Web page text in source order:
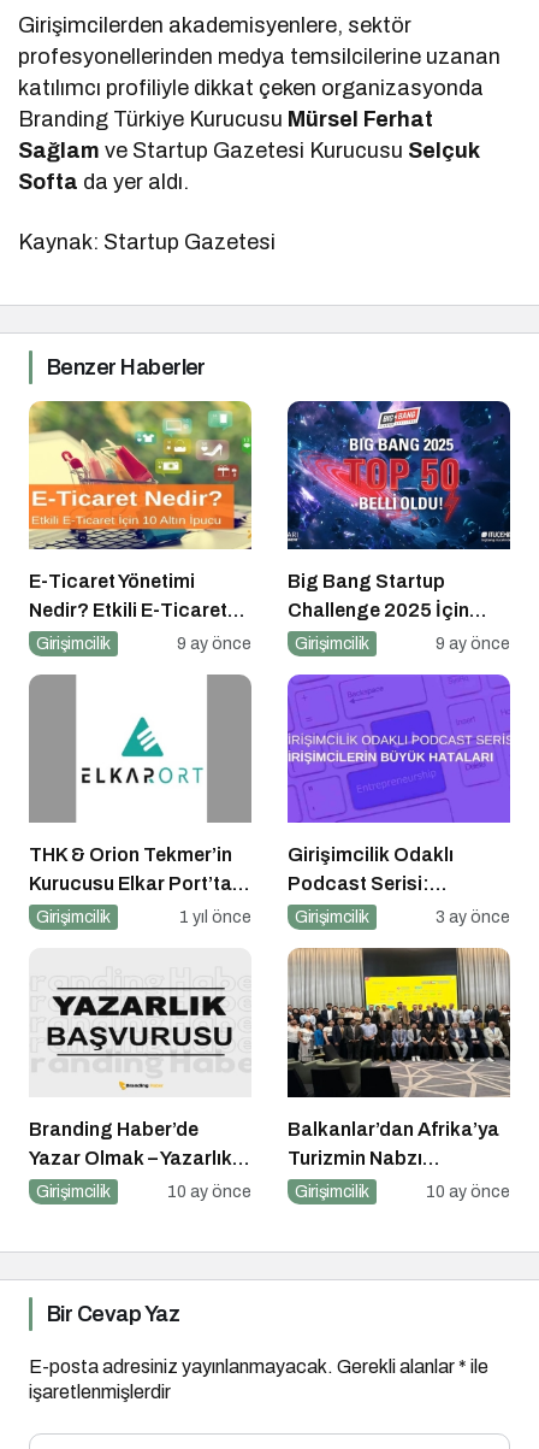
Girişimcilerden akademisyenlere, sektör
profesyonellerinden medya temsilcilerine uzanan
katılımcı profiliyle dikkat çeken organizasyonda
Branding Türkiye Kurucusu Mürsel Ferhat
Sağlam ve Startup Gazetesi Kurucusu Selçuk
Softa da yer aldı.
Kaynak: Startup Gazetesi
Benzer Haberler
E-Ticaret Yönetimi
Nedir? Etkili E-Ticaret
Yönetimi İçin 10 Altın
Girişimcilik 9 ay önce
Big Bang Startup
Challenge 2025 İçin
Geri Sayım Başladı
Girişimcilik 9 ay önce
THK & Orion Tekmer’in
Kurucusu Elkar Port’tan
Savunma Sanayii
Yatırım
Girişimcilik 1 yıl önce
Girişimcilik Odaklı
Podcast Serisi:
Girişimcilerin Büyük
Girişimcilik 3 ay önce
Branding Haber’de
Yazar Olmak – Yazarlık
Başvurusu Başladı!
Girişimcilik 10 ay önce
Balkanlar’dan Afrika’ya
Turizmin Nabzı
Uzakrota Dubai’de Attı
Girişimcilik 10 ay önce
Bir Cevap Yaz
E-posta adresiniz yayınlanmayacak. Gerekli alanlar* ile
işaretlenmişlerdir